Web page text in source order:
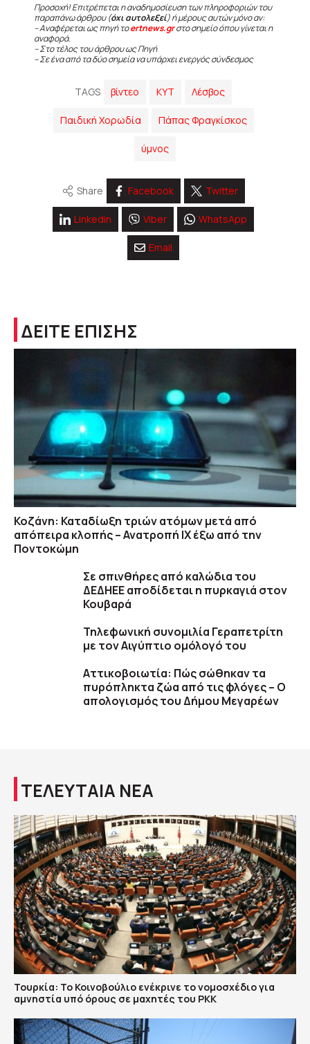
Προσοχή! Επιτρέπεται η αναδημοσίευση των πληροφοριών του
παραπάνω άρθρου (όχι αυτολεξεί) ή μέρους αυτών μόνο αν:
– Αναφέρεται ως πηγή τοertnews.grστο σημείο όπου γίνεται η
αναφορά.
– Στο τέλος του άρθρου ως Πηγή
– Σε ένα από τα δύο σημεία να υπάρχει ενεργός σύνδεσμος
TAGS βίντεο ΚΥΤ Λέσβος
Παιδική Χορωδία Πάπας Φραγκίσκος
ύμνος
Share Facebook Twitter
Linkedin Viber WhatsApp
Email
ΔΕΙΤΕ ΕΠΙΣΗΣ
Κοζάνη: Καταδίωξη τριών ατόμων μετά από
απόπειρα κλοπής – Ανατροπή ΙΧ έξω από την
Ποντοκώμη
Σε σπινθήρες από καλώδια του
ΔΕΔΗΕΕ αποδίδεται η πυρκαγιά στον
Κουβαρά
Τηλεφωνική συνομιλία Γεραπετρίτη
με τον Αιγύπτιο ομόλογό του
Αττικοβοιωτία: Πώς σώθηκαν τα
πυρόπληκτα ζώα από τις φλόγες – Ο
απολογισμός του Δήμου Μεγαρέων
ΤΕΛΕΥΤΑΙΑ ΝΕΑ
Τουρκία: Το Κοινοβούλιο ενέκρινε το νομοσχέδιο για
αμνηστία υπό όρους σε μαχητές του PKK